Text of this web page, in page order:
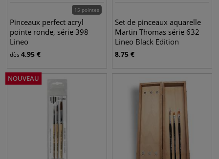
15 pointes
Pinceaux perfect acryl
pointe ronde, série 398
Lineo
dès 4,95 €
Set de pinceaux aquarelle
Martin Thomas série 632
Lineo Black Edition
8,75 €
NOUVEAU